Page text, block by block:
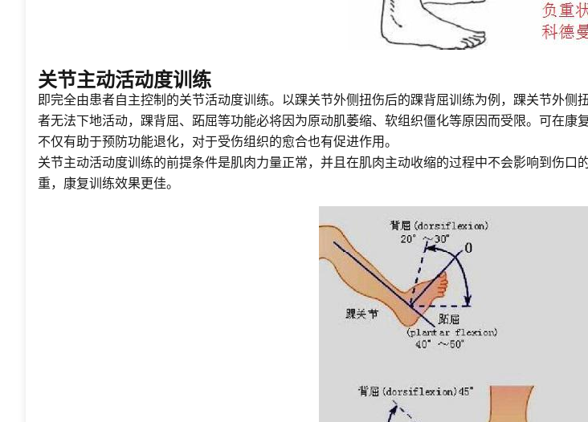
关节主动活动度训练
即完全由患者自主控制的关节活动度训练。以踝关节外侧扭伤后的踝背屈训练为例，踝关节外
者无法下地活动，踝背屈、跖屈等功能必将因为原动肌萎缩、软组织僵化等原因而受限。可在康
不仅有助于预防功能退化，对于受伤组织的愈合也有促进作用。
关节主动活动度训练的前提条件是肌肉力量正常，并且在肌肉主动收缩的过程中不会影响到伤
重，康复训练效果更佳。